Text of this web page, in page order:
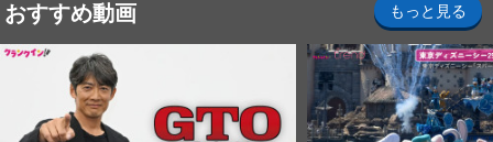
おすすめ動画 もっと見る